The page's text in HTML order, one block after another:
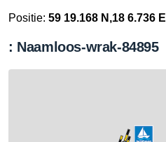
Positie: 59 19.168 N,18 6.736 E
: Naamloos-wrak-84895